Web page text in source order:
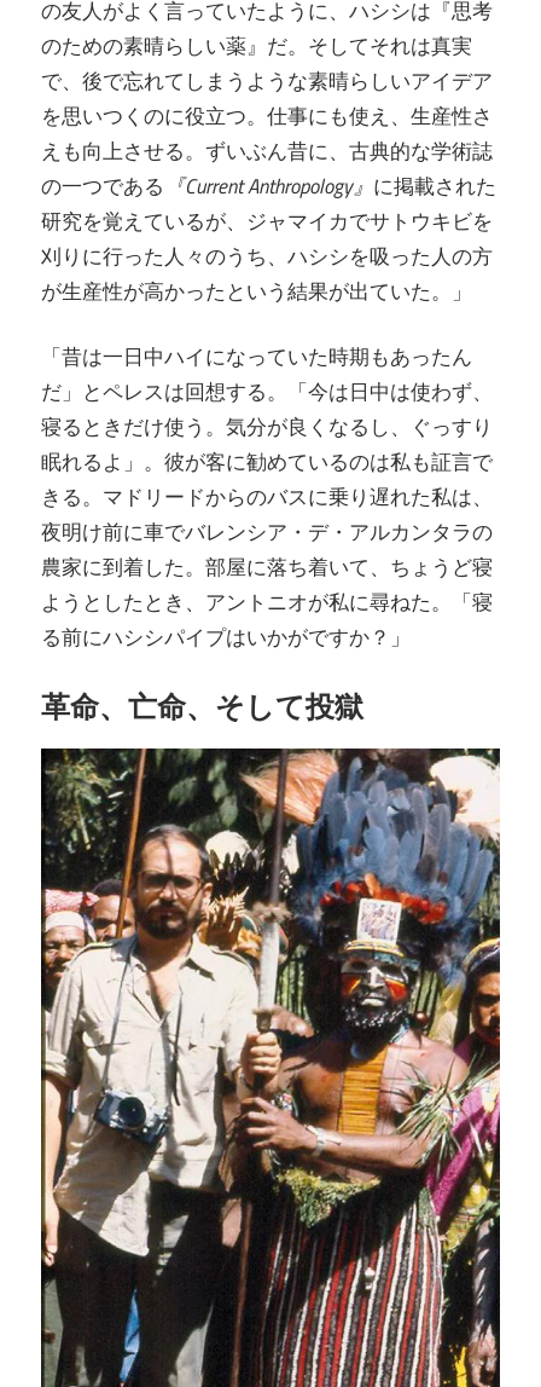
の友人がよく言っていたように、ハシシは『思考
のための素晴らしい薬』だ。そしてそれは真実
で、後で忘れてしまうような素晴らしいアイデア
を思いつくのに役立つ。仕事にも使え、生産性さ
えも向上させる。ずいぶん昔に、古典的な学術誌
の一つである 『Current Anthropology』 に掲載された
研究を覚えているが、ジャマイカでサトウキビを
刈りに行った人々のうち、ハシシを吸った人の方
が生産性が高かったという結果が出ていた。」
「昔は一日中ハイになっていた時期もあったん
だ」とペレスは回想する。「今は日中は使わず、
寝るときだけ使う。気分が良くなるし、ぐっすり
眠れるよ」。彼が客に勧めているのは私も証言で
きる。マドリードからのバスに乗り遅れた私は、
夜明け前に車でバレンシア・デ・アルカンタラの
農家に到着した。部屋に落ち着いて、ちょうど寝
ようとしたとき、アントニオが私に尋ねた。「寝
る前にハシシパイプはいかがですか？」
革命、亡命、そして投獄